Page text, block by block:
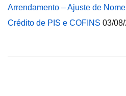
Arrendamento – Ajuste de
Crédito de PIS e COFINS 03/